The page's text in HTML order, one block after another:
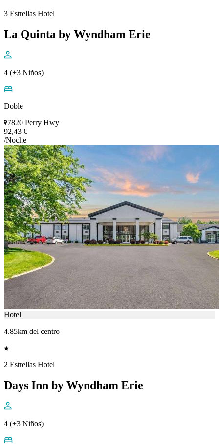
3 Estrellas Hotel
La Quinta by Wyndham Erie
4 (+3 Niños)
Doble
7820 Perry Hwy
92,43 €
/Noche
Hotel
4.85km del centro
2 Estrellas Hotel
Days Inn by Wyndham Erie
4 (+3 Niños)